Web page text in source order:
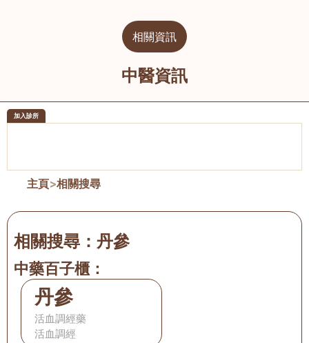
相關資訊
中醫資訊
加入診所
主頁>相關搜尋
相關搜尋： 丹參
中藥百子櫃：
丹參
活血調經藥
活血調經